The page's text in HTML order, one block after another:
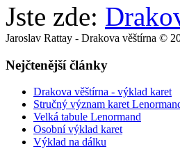
Jste zde:
Jaroslav Rattay - Drakova věštírna ©
Nejčtenější články
Drakova věštírna - výklad karet
Stručný význam karet
Velká tabule Lenormand
Osobní výklad karet
Výklad na dálku